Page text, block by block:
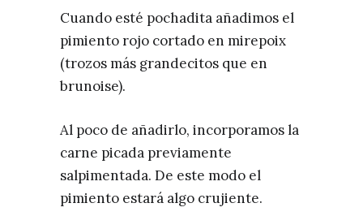
Cuando esté pochadita añadimos el
pimiento rojo cortado en mirepoix
(trozos más grandecitos que en
brunoise).
Al poco de añadirlo, incorporamos la
carne picada previamente
salpimentada. De este modo el
pimiento estará algo crujiente.